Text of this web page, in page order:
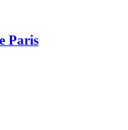
Paris